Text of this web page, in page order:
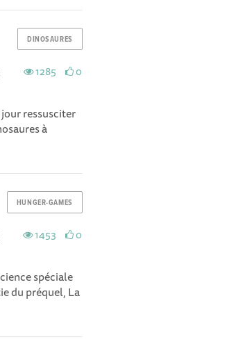
DINOSAURES
1285 0
ressusciter
à
HUNGER-GAMES
1453 0
spéciale
du préquel, La